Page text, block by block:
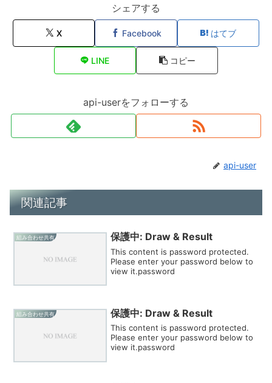
シェアする
X Facebook はてブ
LINE コピー
api-userをフォローする
api-user
関連記事
組み合わせ共有 保護中: Draw & Result
This content is password protected.
Please enter your password below to
view it.password
組み合わせ共有 保護中: Draw & Result
This content is password protected.
Please enter your password below to
view it.password